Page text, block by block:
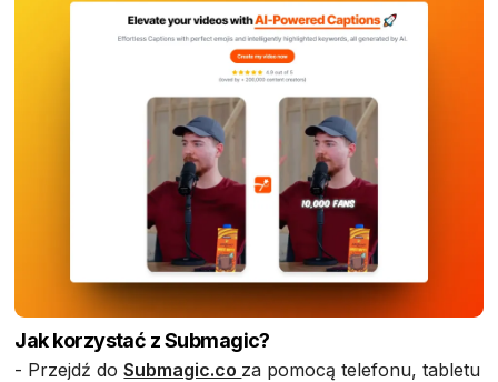
Jak korzystać z Submagic?
- Przejdź doSubmagic.co za pomocą telefonu, tabletu